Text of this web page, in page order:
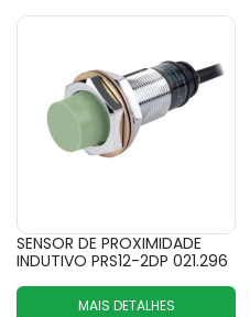
SENSOR DE PROXIMIDADE
INDUTIVO PRS12-2DP 021.296
MAIS DETALHES